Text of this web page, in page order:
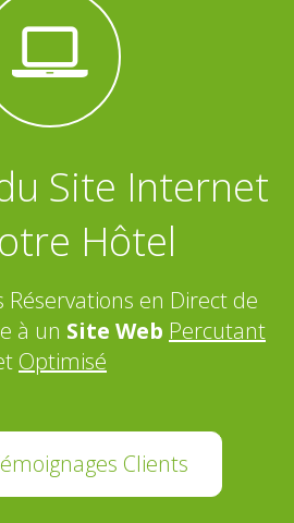
Site Internet
Hôtel
Réservations en Direct de
à un Site Web Percutant
Optimisé
Clients